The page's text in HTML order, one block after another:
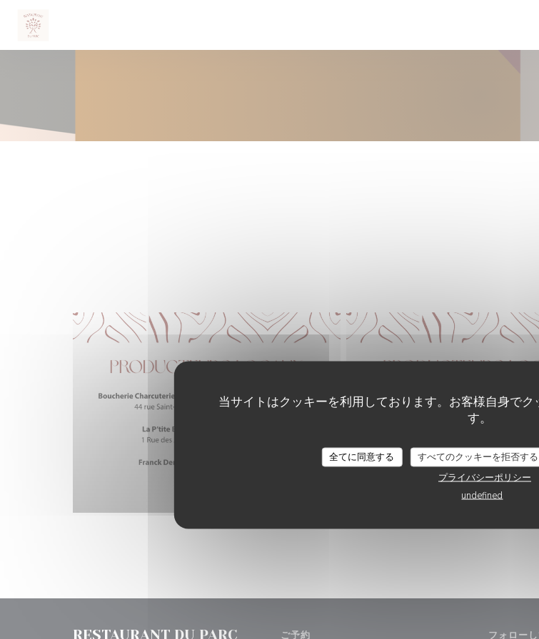
当サイトはクッキーを利用しております。お客様自身で
す。
全てに同意する すべてのクッキーを拒否する
プライバシーポリシー
undefined
RESTAURANT DU PARC ご予約 フォロー